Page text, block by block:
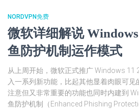
NORDVPN免费
微软详细解说
鱼防护机制运作模式
从上周开始，微软正式推广 Windows 11
入一系列新功能，比起其他显着肉眼可见
注意但又非常重要的功能也同时内建到
鱼防护机制（Enhanced Phishing